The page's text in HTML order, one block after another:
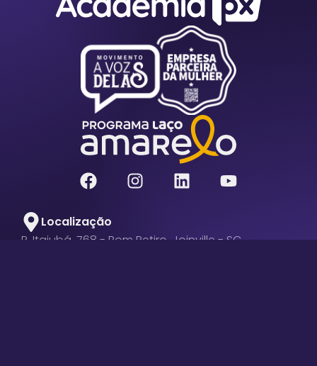
Localização
R. Itajubá, 768 - Bom Retiro, Joinville - SC